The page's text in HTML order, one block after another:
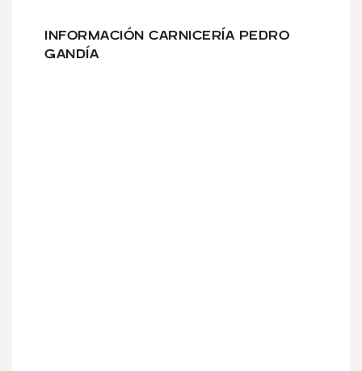
INFORMACIÓN CARNICERÍA PEDRO
GANDÍA